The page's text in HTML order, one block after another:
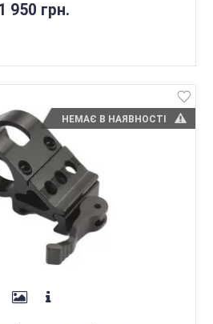
950 грн.
НЕМАЄ В НАЯВНОСТІ